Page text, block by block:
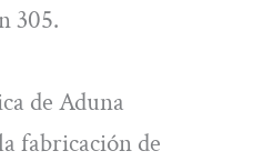
305.
de Aduna
fabricación de